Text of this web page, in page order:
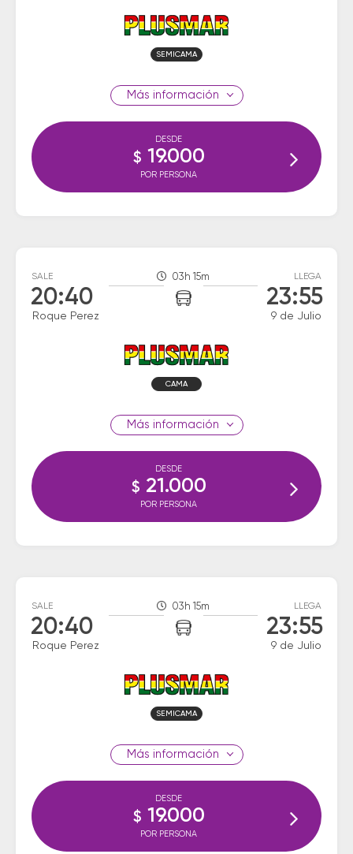
SEMICAMA
información
DESDE
$ 19.000
POR PERSONA
SALE
20:40
Roque Perez
03h 15m LLEGA
23:55
9 de Julio
CAMA
información
DESDE
$ 21.000
POR PERSONA
SALE
20:40
Roque Perez
03h 15m LLEGA
23:55
9 de Julio
SEMICAMA
información
DESDE
$ 19.000
POR PERSONA